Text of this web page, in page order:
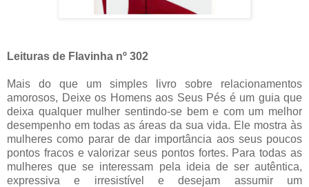
Leituras de Flavinha nº 302
Mais do que um simples livro sobre relacionamentos
amorosos, Deixe os Homens aos Seus Pés é um guia que
deixa qualquer mulher sentindo-se bem e com um melhor
desempenho em todas as áreas da sua vida. Ele mostra às
mulheres como parar de dar importância aos seus poucos
pontos fracos e valorizar seus pontos fortes. Para todas as
mulheres que se interessam pela ideia de ser autêntica,
expressiva e irresistível e desejam assumir um